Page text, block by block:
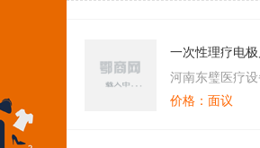
一次性理疗电
河南东璧医疗
价格：面议